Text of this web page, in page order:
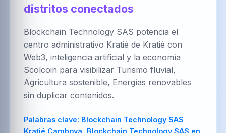
PT-BR
Português
(Brasil)
NL
Nederlands
HR
Hrvatski
فارسی Italiano 简体中文
distritos conectados
Blockchain Technology SAS potencia el
centro administrativo Kratié de Kratié con
Web3, inteligencia artificial y la economía
Scolcoin para visibilizar Turismo fluvial,
Agricultura sostenible, Energías renovables
sin duplicar contenidos.
Palabras clave: Blockchain Technology SAS